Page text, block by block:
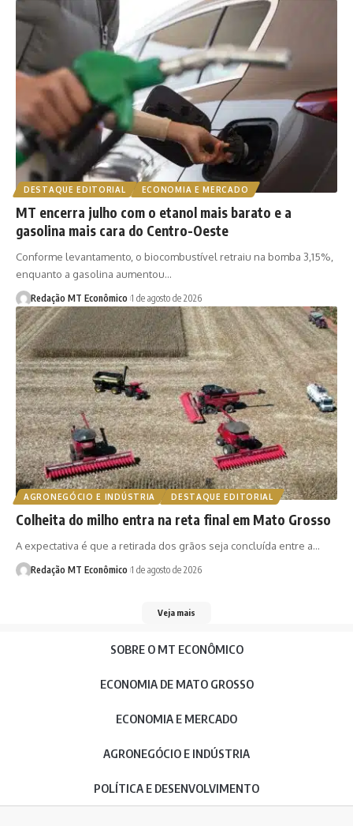
DESTAQUE EDITORIAL ECONOMIA E MERCADO
MT encerra julho com o etanol mais barato e a
gasolina mais cara do Centro-Oeste
Conforme levantamento, o biocombustível retraiu na bomba 3,15%,
enquanto a gasolina aumentou…
Redação MT Econômico 1 de agosto de 2026
AGRONEGÓCIO E INDÚSTRIA DESTAQUE EDITORIAL
Colheita do milho entra na reta final em Mato Grosso
A expectativa é que a retirada dos grãos seja concluída entre a…
Redação MT Econômico 1 de agosto de 2026
Veja mais
SOBRE O MT ECONÔMICO
ECONOMIA DE MATO GROSSO
ECONOMIA E MERCADO
AGRONEGÓCIO E INDÚSTRIA
POLÍTICA E DESENVOLVIMENTO